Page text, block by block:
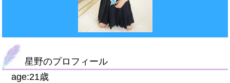
星野のプロフィール
age:21歳